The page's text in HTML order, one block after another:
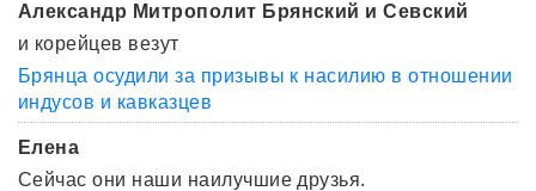
Александр Митрополит Брянский и Севский
и корейцев везут
Брянца осудили за призывы к насилию в отношении
индусов и кавказцев
Елена
Сейчас они наши наилучшие друзья.